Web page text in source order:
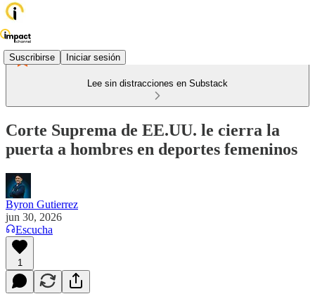
Suscribirse Iniciar sesión
Lee sin distracciones en Substack
Corte Suprema de EE.UU. le cierra la
puerta a hombres en deportes femeninos
Byron Gutierrez
jun 30, 2026
Escucha
1